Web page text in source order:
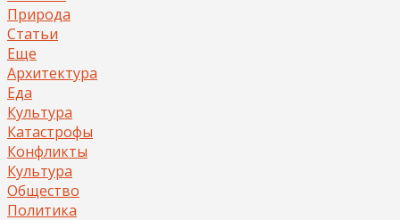
Природа
Статьи
Еще
Архитектура
Еда
Культура
Катастрофы
Конфликты
Культура
Общество
Политика